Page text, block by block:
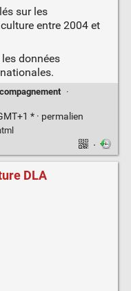
sur les
entre 2004 et
données
·
* · permalien
·
DLA